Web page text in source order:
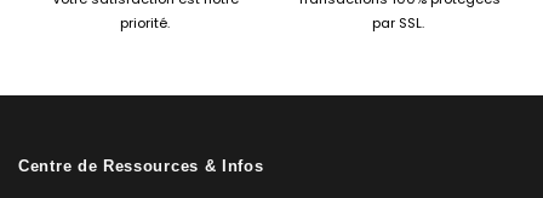
priorité.
par SSL.
Centre de Ressources & Infos